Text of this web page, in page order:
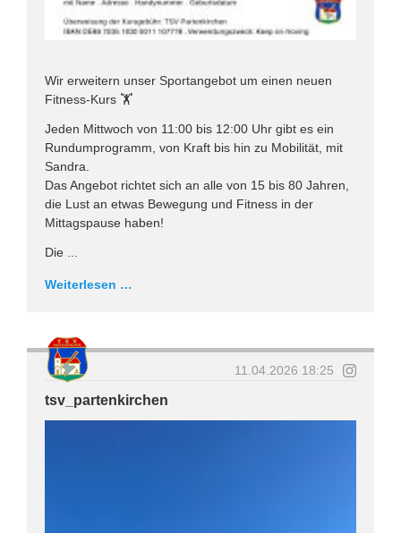
Wir erweitern unser Sportangebot um einen neuen
Fitness-Kurs 🏋️
Jeden Mittwoch von 11:00 bis 12:00 Uhr gibt es ein
Rundumprogramm, von Kraft bis hin zu Mobilität, mit
Sandra.
Das Angebot richtet sich an alle von 15 bis 80 Jahren,
die Lust an etwas Bewegung und Fitness in der
Mittagspause haben!
Die ...
Weiterlesen …
11.04.2026 18:25
tsv_partenkirchen